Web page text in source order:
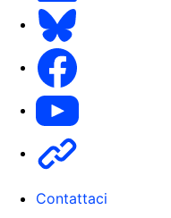
Youtube
Contattaci